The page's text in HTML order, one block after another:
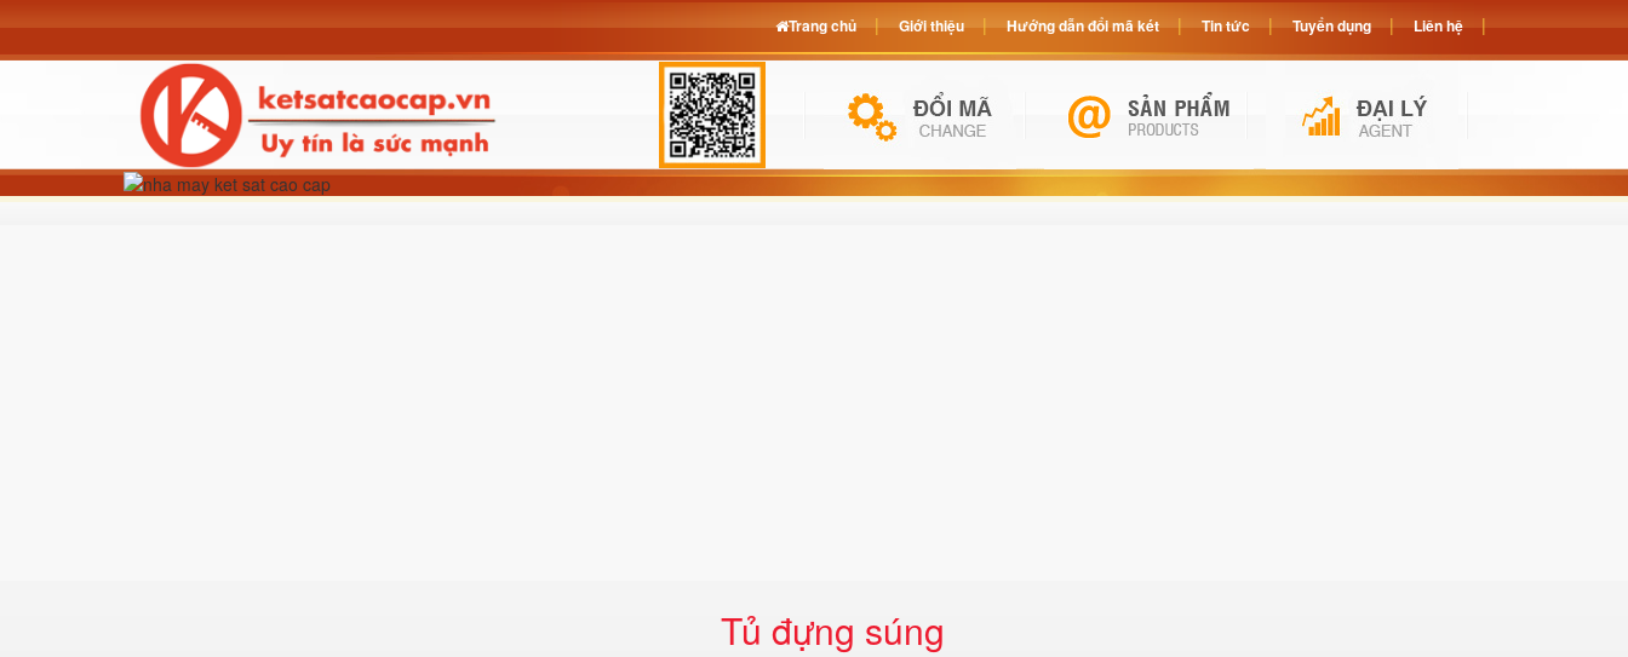
Tủ đựng súng
Trang chủ Giới thiệu Hướng dẫn đổi mã két Tin tức Tuyển dụng Liên hệ